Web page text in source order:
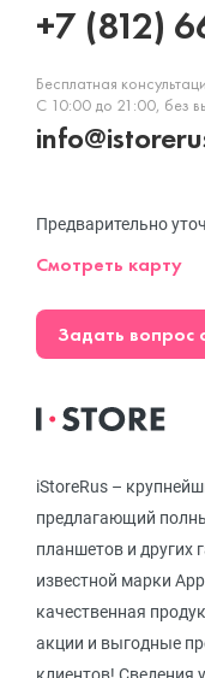
iStoreRus –
предлагающий
планшетов и других
известной марки
качественная
акции и выгодные
+7 (812)
Бесплатная
С 10:00 до 21:00, без
Предварительно
Смотреть карту
Задать вопрос